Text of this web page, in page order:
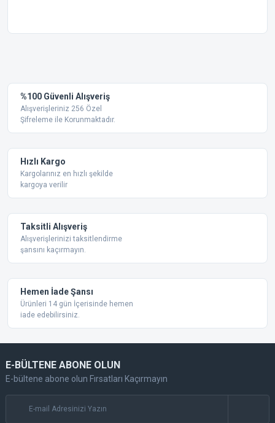
Ürün resmi kalitesiz, bozuk veya görüntülenemiyor.
Ürün açıklamasında eksik bilgiler bulunuyor.
Bu ürüne benzer farklı alternatifler olmalı.
%100 Güvenli Alışveriş
Alışverişleriniz 256 Özel
Şifreleme ile Korunmaktadır.
Hızlı Kargo
Kargolarınız en hızlı şekilde
kargoya verilir
Taksitli Alışveriş
Alışverişlerinizi taksitlendirme
şansını kaçırmayın.
Hemen İade Şansı
Ürünleri 14 gün İçerisinde hemen
iade edebilirsiniz.
E-BÜLTENE ABONE OLUN
E-bültene abone olun Fırsatları Kaçırmayın